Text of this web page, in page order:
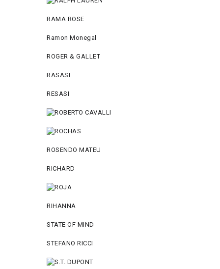
RAMA ROSE
Ramon Monegal
ROGER & GALLET
RASASI
RESASI
ROSENDO MATEU
RICHARD
RIHANNA
STATE OF MIND
STEFANO RICCI